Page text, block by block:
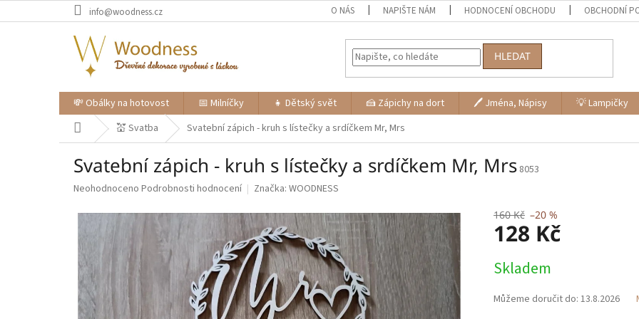
na
info@woodness.cz O NÁS NAPIŠTE NÁM HODNOCENÍ OBCHODU OBCHODNÍ
HLEDAT
💸 Obálky na hotovost 📅 Milníčky 👧 Dětský svět 🍰 Zápichy na dort 🖊 Jména, Nápisy 💡 Lampičky
Domů 💒 Svatba Svatební zápich - kruh s lístečky a srdíčkem Mr, Mrs
Svatební zápich - kruh s lístečky a srdíčkem Mr, Mrs 8053
Průměrné
produktu
0,0
hvězdiček.
Neohodnoceno Podrobnosti hodnocení Značka: WOODNESS
160 Kč –20 %
128 Kč
cena:
Skladem
Můžeme doručit do: 13.8.2026